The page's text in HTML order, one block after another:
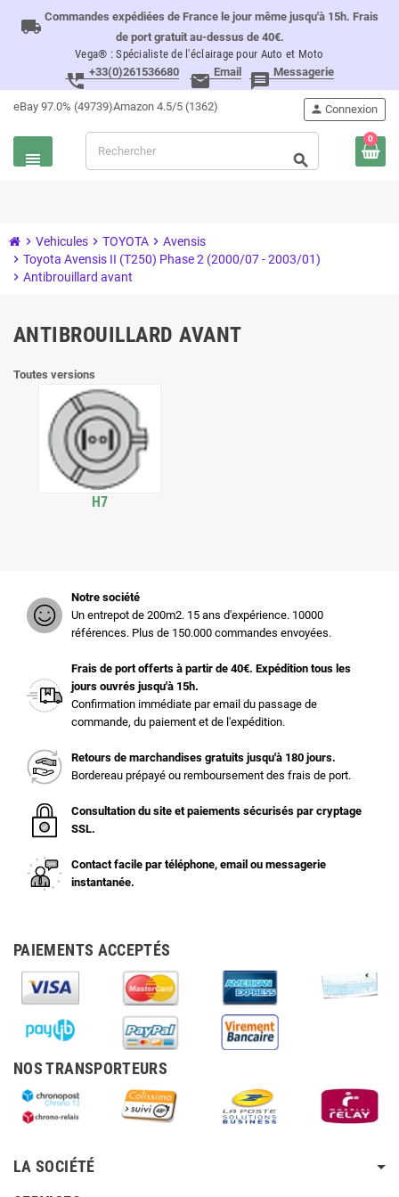
local_shipping Commandes expédiées de France le jour même jusqu'à 15h. Frais
de port gratuit au-dessus de 40€.
Vega® : Spécialiste de l'éclairage pour Auto et Moto
perm_phone_msg +33(0)261536680 email Email message Messagerie
eBay 97.0% (49739)Amazon 4.5/5 (1362)
view_headline
person Connexion
search
0
chevron_right Vehicules chevron_right TOYOTA chevron_right Avensis
chevron_right Toyota Avensis II (T250) Phase 2 (2000/07 - 2003/01)
chevron_right Antibrouillard avant
ANTIBROUILLARD AVANT
Toutes versions
H7
Notre société
Un entrepot de 200m2. 15 ans d'expérience. 10000
références. Plus de 150.000 commandes envoyées.
Frais de port offerts à partir de 40€. Expédition tous les
jours ouvrés jusqu'à 15h.
Confirmation immédiate par email du passage de
commande, du paiement et de l'expédition.
Retours de marchandises gratuits jusqu'à 180 jours.
Bordereau prépayé ou remboursement des frais de port.
Consultation du site et paiements sécurisés par cryptage
SSL.
Contact facile par téléphone, email ou messagerie
instantanée.
PAIEMENTS ACCEPTÉS
NOS TRANSPORTEURS
LA SOCIÉTÉ